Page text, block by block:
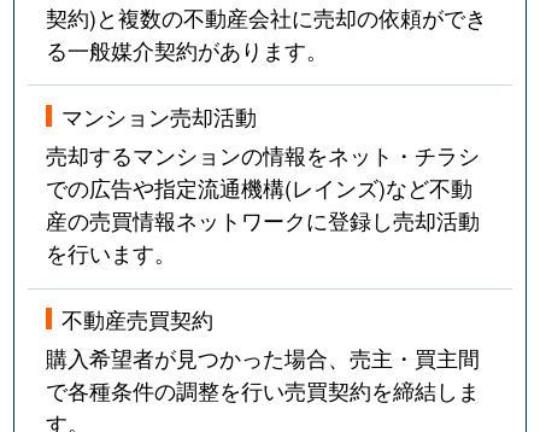
契約)と複数の不動産会社に売却の依頼ができ
る一般媒介契約があります。
マンション売却活動
売却するマンションの情報をネット・チラシ
での広告や指定流通機構(レインズ)など不動
産の売買情報ネットワークに登録し売却活動
を行います。
不動産売買契約
購入希望者が見つかった場合、売主・買主間
で各種条件の調整を行い売買契約を締結しま
す。